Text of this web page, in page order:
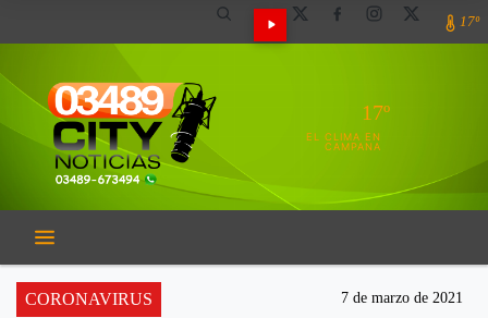
17º
17º
EL CLIMA EN
CAMPANA
CORONAVIRUS 7 de marzo de 2021